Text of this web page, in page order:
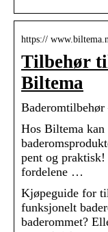
https://
Tilbehør
Biltema
Hos Biltema
pent og
fordelene …
Kjøpeguide for
funksjonelt
baderommet?